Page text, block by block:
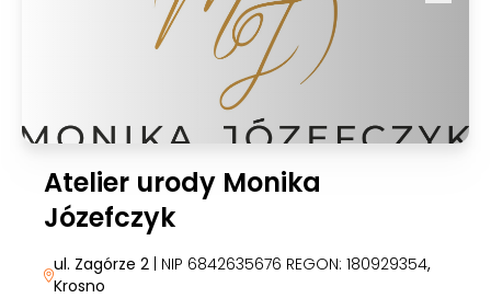
Atelier urody Monika
Józefczyk
ul. Zagórze 2 | NIP 6842635676 REGON: 180929354,
Krosno